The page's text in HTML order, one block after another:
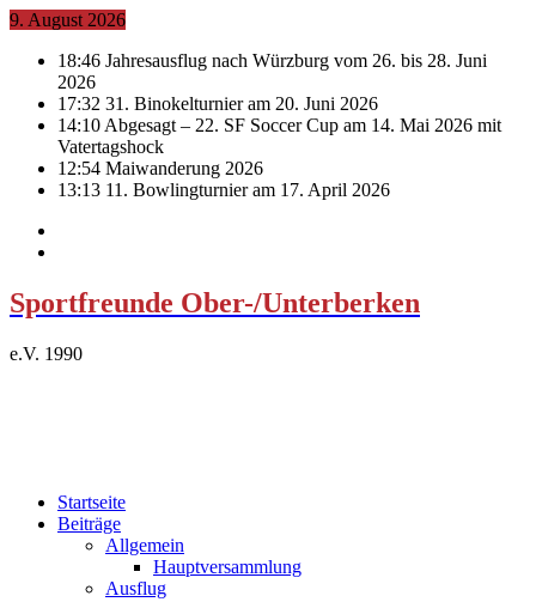
9. August 2026
18:46 Jahresausflug nach Würzburg vom 26. bis 28. Juni
2026
17:32 31. Binokelturnier am 20. Juni 2026
14:10 Abgesagt – 22. SF Soccer Cup am 14. Mai 2026 mit
Vatertagshock
12:54 Maiwanderung 2026
13:13 11. Bowlingturnier am 17. April 2026
Sportfreunde Ober-/Unterberken
e.V. 1990
Startseite
Beiträge
Allgemein
Hauptversammlung
Ausflug